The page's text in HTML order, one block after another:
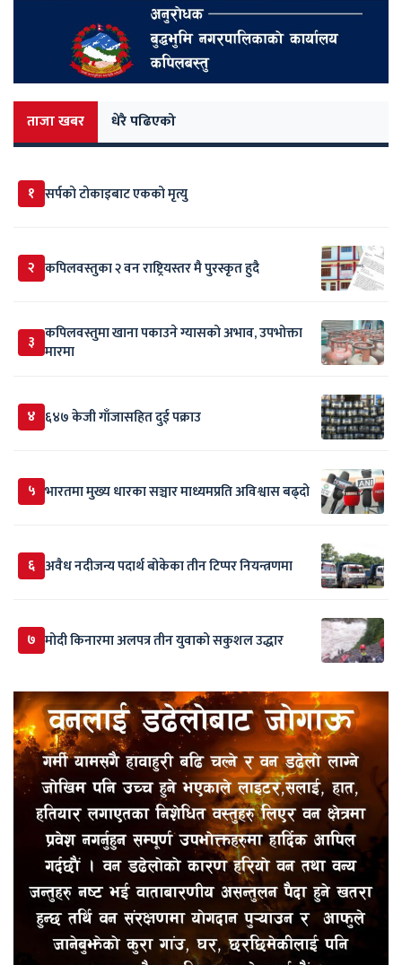
ताजा खबर धेरै पढिएको
१ सर्पकाे टाेकाइबाट एकको मृत्यु
२ कपिलवस्तुका २ वन राष्ट्रियस्तर मै पुरस्कृत हुदै
३ कपिलवस्तुमा खाना पकाउने ग्यासको अभाव, उपभोक्ता
मारमा
४ ६४७ केजी गाँजासहित दुई पक्राउ
५ भारतमा मुख्य धारका सञ्चार माध्यमप्रति अविश्वास बढ्दो
६ अवैध नदीजन्य पदार्थ बोकेका तीन टिप्पर नियन्त्रणमा
७ मोदी किनारमा अलपत्र तीन युवाको सकुशल उद्धार